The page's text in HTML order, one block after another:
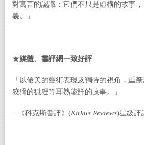
對寓言的認識：它們不只是虛構的故事
義。」
★媒體、書評網一致好評
「以優美的藝術表現及獨特的視角，重
狡猾的狐狸等耳熟能詳的故事。」
─《科克斯書評》(Kirkus Reviews)星級評